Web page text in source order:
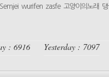
Semjei wurifen zasfe 고양이의노래
: 6916 Yesterday : 7097